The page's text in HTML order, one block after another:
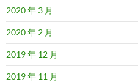
2020 年 3 月
2020 年 2 月
2019 年 12 月
2019 年 11 月